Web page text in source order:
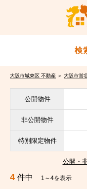
検
大阪市城東区 不動産 ＞ 大阪市営
公開物件
非公開物件
特別限定物件
公開・
4 件中 1～4を表示